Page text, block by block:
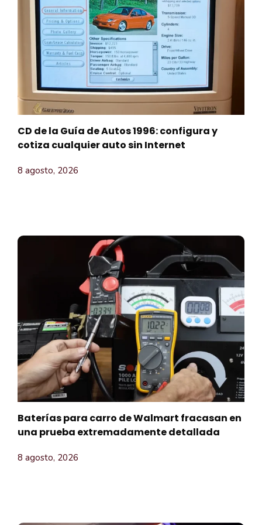
CD de la Guía de Autos 1996: configura y
cotiza cualquier auto sin Internet
8 agosto, 2026
Baterías para carro de Walmart fracasan en
una prueba extremadamente detallada
8 agosto, 2026